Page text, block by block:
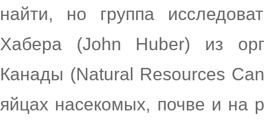
найти, но группа
Хабера (John Huber) из
Канады (Natural Resources
яйцах насекомых, почве и на